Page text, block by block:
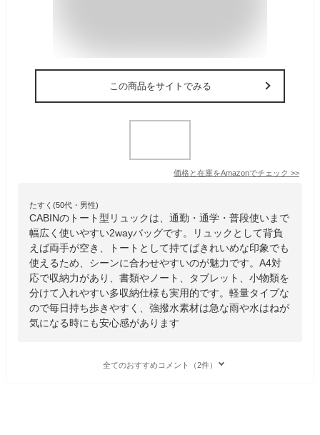
この商品をサイトでみる
価格と在庫をAmazonでチェック >>
たすく(50代・男性)
CABINのトート型リュックは、通勤・通学・普段使いまで
幅広く使いやすい2wayバッグです。リュックとして背負
えば両手が空き、トートとして持てばきれいめな印象でも
使えるため、シーンに合わせやすいのが魅力です。A4対
応で収納力があり、書類やノート、タブレット、小物類を
分けて入れやすい多収納仕様も実用的です。軽量タイプな
ので毎日持ち歩きやすく、強撥水素材は急な雨や水はねが
気になる時にも安心感があります
全てのおすすめコメント（2件）